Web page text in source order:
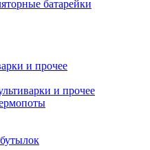
батарейки
и прочее
и прочее